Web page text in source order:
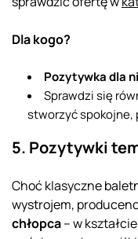
Dla kogo?
Pozytywka dla
Sprawdzi się
stworzyć spokojne,
5. Pozytywki
Choć klasyczne
wystrojem,
chłopca– w